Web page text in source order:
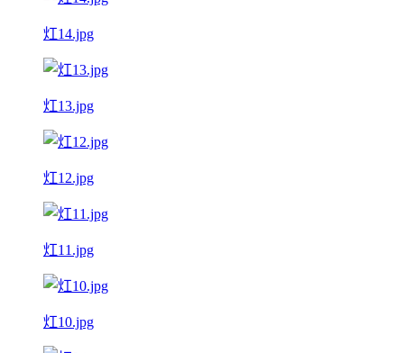
灴14.jpg
灴13.jpg
灴12.jpg
灴11.jpg
灴10.jpg